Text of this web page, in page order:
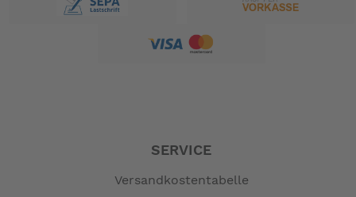
SERVICE
Versandkostentabelle